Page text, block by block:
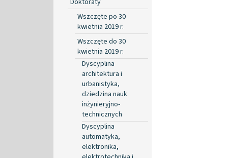
Wszczęte po 30
kwietnia 2019 r.
Wszczęte do 30
kwietnia 2019 r.
Dyscyplina
architektura i
urbanistyka,
dziedzina nauk
inżynieryjno-
technicznych
Dyscyplina
automatyka,
elektronika,